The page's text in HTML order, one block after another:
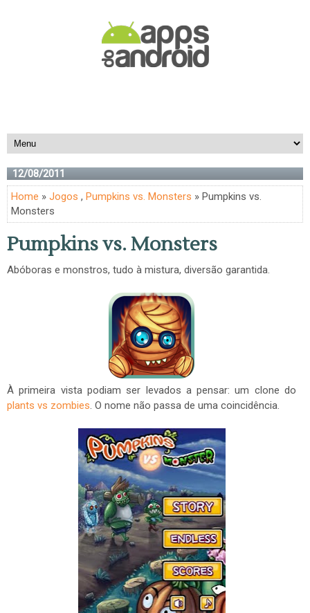
12/08/2011
Home » Jogos , Pumpkins vs. Monsters » Pumpkins vs.
Monsters
Pumpkins vs. Monsters
Abóboras e monstros, tudo à mistura, diversão garantida.
À primeira vista podiam ser levados a pensar: um clone do
plants vs zombies. O nome não passa de uma coincidência.